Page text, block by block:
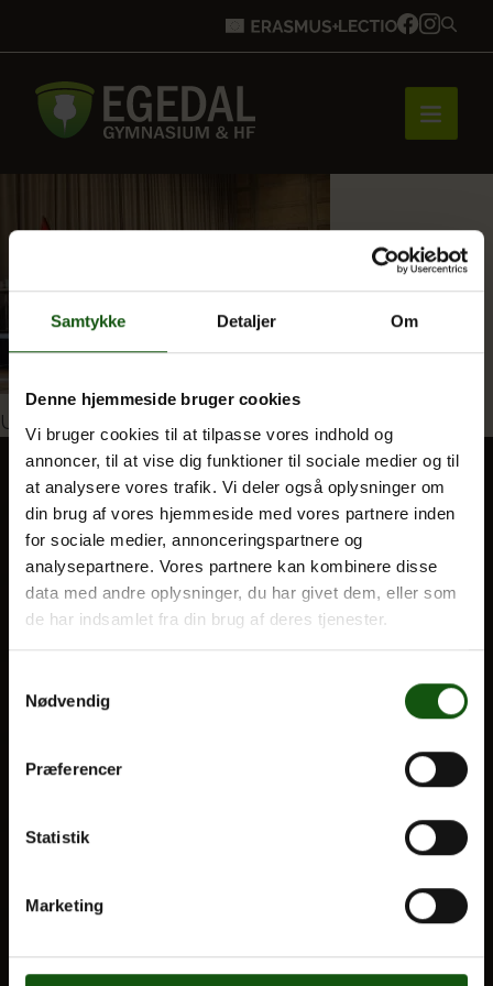
Samtykke Detaljer Om
Denne hjemmeside bruger cookies
Vi bruger cookies til at tilpasse vores indhold og
annoncer, til at vise dig funktioner til sociale medier og til
at analysere vores trafik. Vi deler også oplysninger om
din brug af vores hjemmeside med vores partnere inden
for sociale medier, annonceringspartnere og
analysepartnere. Vores partnere kan kombinere disse
data med andre oplysninger, du har givet dem, eller som
de har indsamlet fra din brug af deres tjenester.
Nødvendig
Præferencer
Statistik
Marketing
Forside
Bliv elev
Vores uddannelser
Om E.G.
Indlægsnavigation
Udgivet i
BLIV ELEV
Til forældre
VORES UDDANNELSER
Alle fag og valgfag